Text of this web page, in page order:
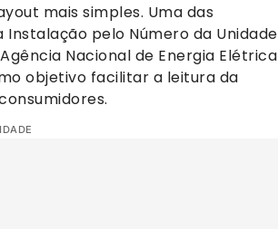
mais simples. Uma das
pelo Número da Unidade
Nacional de Energia Elétrica
objetivo facilitar a leitura da